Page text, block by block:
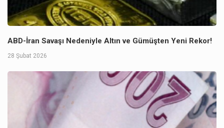
ABD-İran Savaşı Nedeniyle Altın ve Gümüşten Yeni Rekor!
28 Şubat 2026